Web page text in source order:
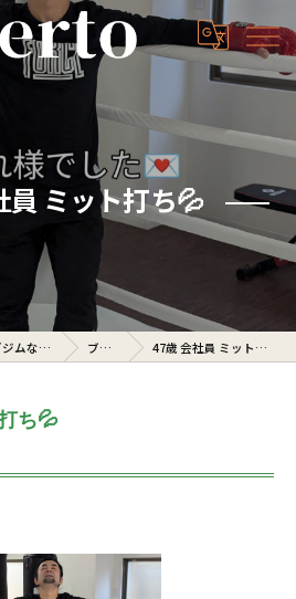
員 ミット打ち💦
愛知県名古屋のボクシングジムならcerto ブログ 47歳 会社員 ミット打ち💦
ち💦